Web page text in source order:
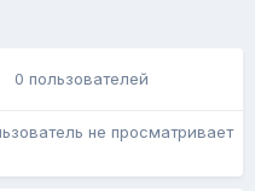
0 пользователей
не просматривает